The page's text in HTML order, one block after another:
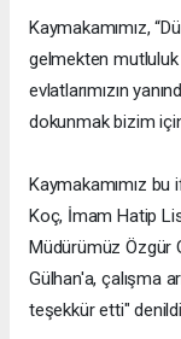
Kaymakamımız,
gelmekten
evlatlarımızın
dokunmak bizim
Kaymakamımız
Koç, İmam Hatip
Müdürümüz Özgür
Gülhan'a, çalışma
teşekkür etti" denildi